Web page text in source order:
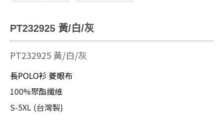
PT232925 黃/白/灰
PT232925 黃/白/灰
長POLO衫 菱眼布
100%聚酯纖維
S-5XL (台灣製)